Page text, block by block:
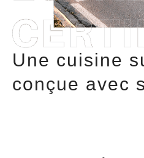
Une cuisine
conçue avec